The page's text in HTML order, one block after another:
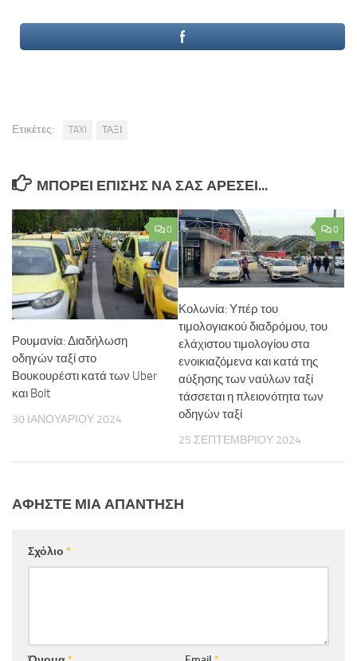
Ετικέτες: TAXI ΤΑΞΙ
ΜΠΟΡΕΊ ΕΠΊΣΗΣ ΝΑ ΣΑΣ ΑΡΈΣΕΙ...
0
Ρουμανία: Διαδήλωση
οδηγών ταξί στο
Βουκουρέστι κατά των Uber
και Bolt
30 ΙΑΝΟΥΑΡΊΟΥ 2024
0
Κολωνία: Υπέρ του
τιμολογιακού διαδρόμου, του
ελάχιστου τιμολογίου στα
ενοικιαζόμενα και κατά της
αύξησης των ναύλων ταξί
τάσσεται η πλειονότητα των
οδηγών ταξί
25 ΣΕΠΤΕΜΒΡΊΟΥ 2024
ΑΦΉΣΤΕ ΜΙΑ ΑΠΆΝΤΗΣΗ
Σχόλιο *